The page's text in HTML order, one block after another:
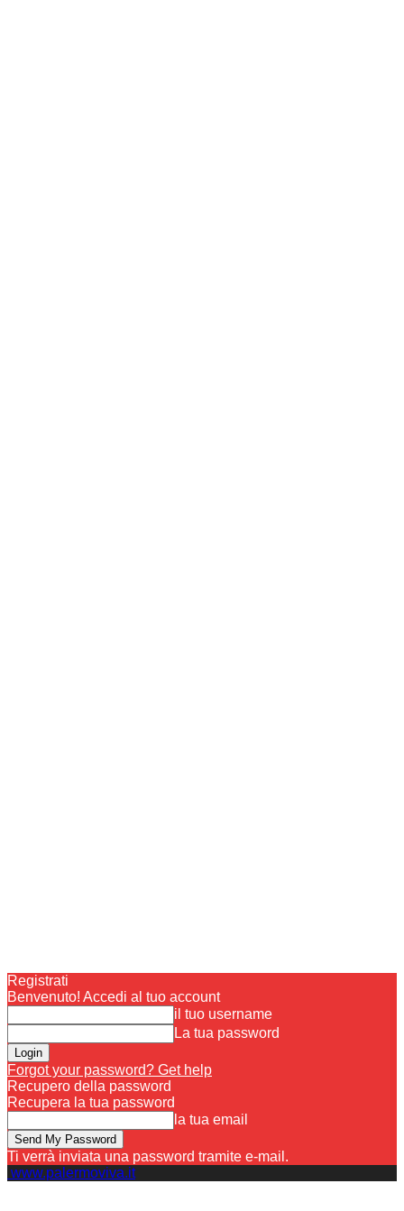
Registrati
Benvenuto! Accedi al tuo account
il tuo username
La tua password
Forgot your password? Get help
Recupero della password
Recupera la tua password
la tua email
Ti verrà inviata una password tramite e-mail.
www.palermoviva.it